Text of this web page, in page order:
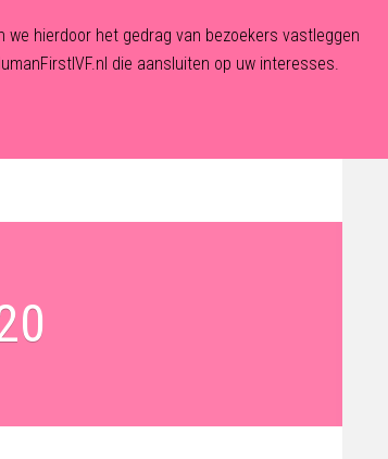
hierdoor het gedrag van bezoekers vastleggen
die aansluiten op uw interesses.